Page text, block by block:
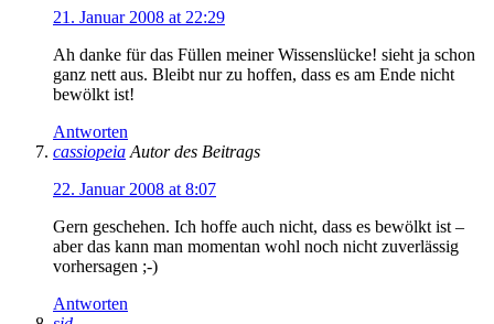
21. Januar 2008 at 22:29
Ah danke für das Füllen meiner Wissenslücke! sieht ja schon
ganz nett aus. Bleibt nur zu hoffen, dass es am Ende nicht
bewölkt ist!
Antworten
cassiopeia Autor des Beitrags
22. Januar 2008 at 8:07
Gern geschehen. Ich hoffe auch nicht, dass es bewölkt ist –
aber das kann man momentan wohl noch nicht zuverlässig
vorhersagen ;-)
Antworten